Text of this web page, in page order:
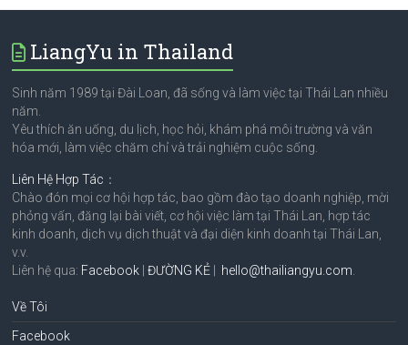
LiangYu in Thailand
Sinh năm 1989 tại Đài Loan, đã sống và làm việc tại Thái Lan nhiều
năm.
Yêu thích ăn uống, du lịch, học hỏi, khám phá môi trường và văn
hóa mới, làm việc chăm chỉ và trải nghiệm cuộc sống.
Liên Hệ Hợp Tác ：
Chào đón mọi cơ hội hợp tác, bao gồm đào tạo doanh nghiệp, mời
phỏng vấn, đăng lại bài viết, cơ hội việc làm tại Thái Lan, hợp tác
kinh doanh, dịch vụ dịch thuật và đại diện kinh doanh tại Thái Lan,
v.v.
Liên hệ qua: Facebook |ĐƯỜNG KẺ hello@thailiangyu.com
Về Tôi
Facebook